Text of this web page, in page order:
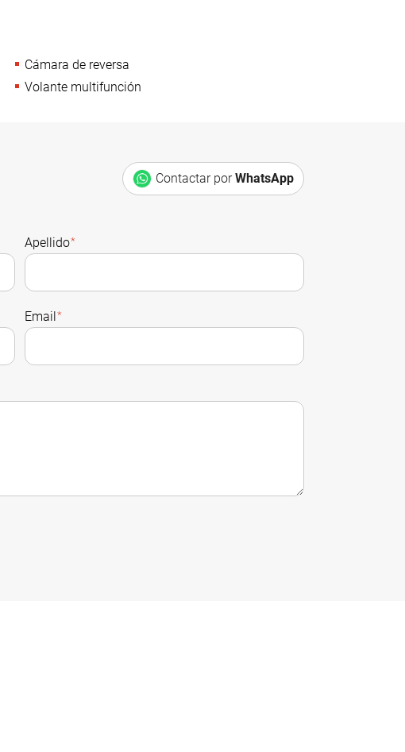
Cámara de reversa
Volante multifunción
Contactar porWhatsApp
Apellido*
Email*